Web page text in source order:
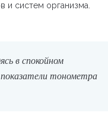
и систем организма.
в спокойном
тонометра